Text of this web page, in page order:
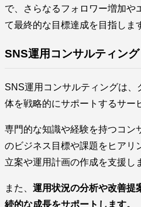
で、さらなるフォロワー増加や
て最終的な目標達成を目指しま
SNS運用コンサルティング
SNS運用コンサルティングは
体を戦略的にサポートするサー
専門的な知識や経験を持つコン
のビジネス目標や課題をヒアリ
立案や運用計画の作成を支援し
また、 運用状況の分析や改善提
続的な成長をサポートします。